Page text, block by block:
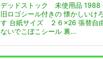
デッドストック 未使用品 1988
旧ロゴシール付きの 懐かしいけ
す 台紙サイズ ２６×26 張替自
ないでこぼこシール 裏…